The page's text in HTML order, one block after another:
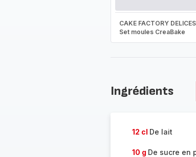
CAKE FACTORY DELICES
Set moules CreaBake
Ingrédients
12 cl De lait
10 g De sucre en